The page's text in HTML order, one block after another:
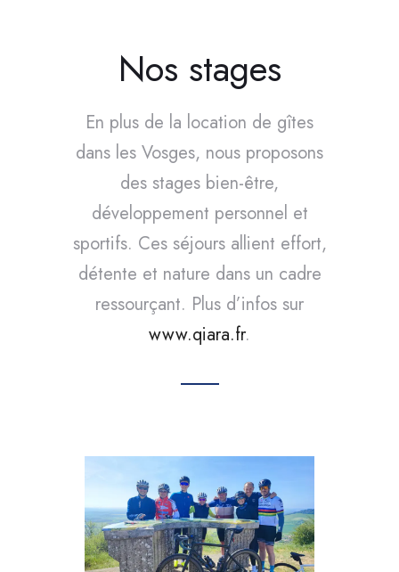
Nos stages
En plus de la location de gîtes
dans les Vosges, nous proposons
des stages bien-être,
développement personnel et
sportifs. Ces séjours allient effort,
détente et nature dans un cadre
ressourçant. Plus d’infos sur
www.qiara.fr.